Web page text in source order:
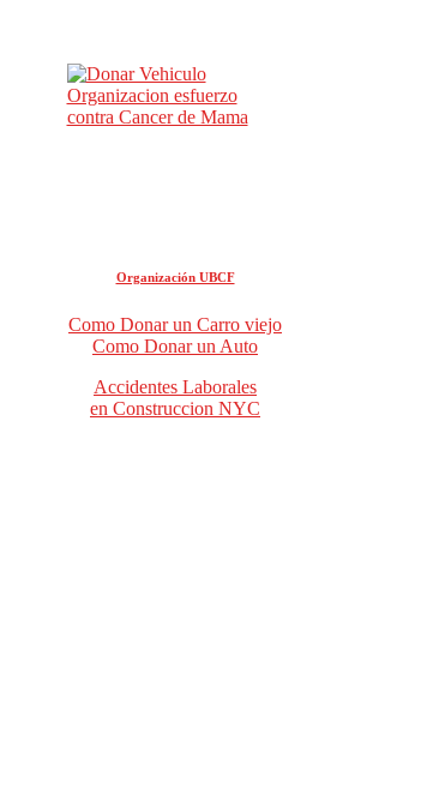
Organización UBCF
Como Donar un Carro viejo
Como Donar un Auto
Accidentes Laborales
en Construccion NYC